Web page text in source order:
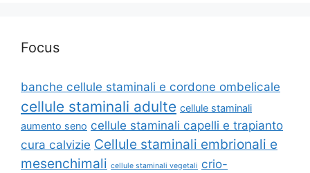
Focus
banche cellule staminali e cordone ombelicale
cellule staminali adulte cellule staminali
aumento seno cellule staminali capelli e trapianto
cura calvizie Cellule staminali embrionali e
mesenchimali cellule staminali vegetali crio-